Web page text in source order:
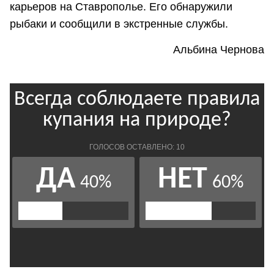
карьеров на Ставрополье. Его обнаружили
рыбаки и сообщили в экстренные службы.
Альбина Чернова